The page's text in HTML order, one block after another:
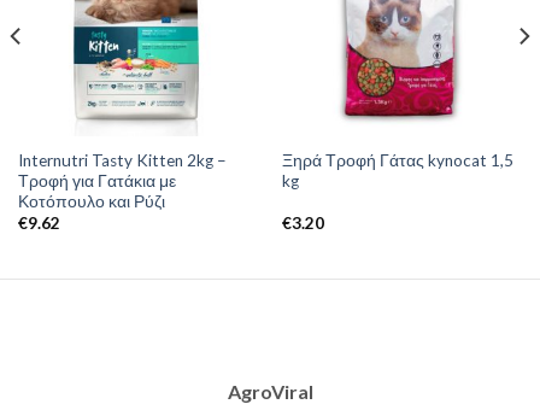
Internutri Tasty Kitten 2kg –
Τροφή για Γατάκια με
Κοτόπουλο και Ρύζι
€9.62
Ξηρά Τροφή Γάτας kynocat 1,5
kg
€3.20
AgroViral